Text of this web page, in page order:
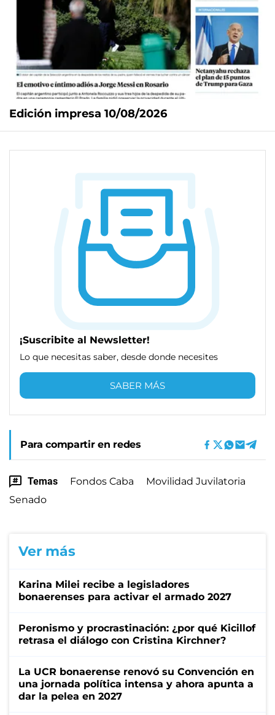
Edición impresa 10/08/2026
¡Suscribite al Newsletter!
Lo que necesitas saber, desde donde necesites
SABER MÁS
Para compartir en redes
Temas Fondos Caba
Movilidad Juvilatoria
Senado
Ver más
Karina Milei recibe a legisladores
bonaerenses para activar el armado 2027
Peronismo y procrastinación: ¿por qué Kicillof
retrasa el diálogo con Cristina Kirchner?
La UCR bonaerense renovó su Convención en
una jornada política intensa y ahora apunta a
dar la pelea en 2027